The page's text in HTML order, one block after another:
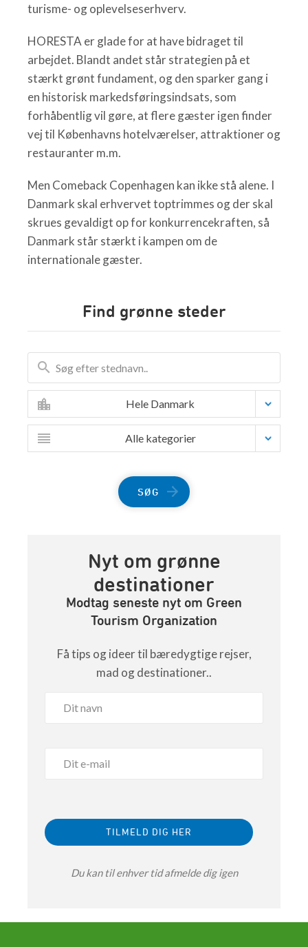
turisme- og oplevelseserhverv.
HORESTA er glade for at have bidraget til
arbejdet. Blandt andet står strategien på et
stærkt grønt fundament, og den sparker gang i
en historisk markedsføringsindsats, som
forhåbentlig vil gøre, at flere gæster igen finder
vej til Københavns hotelværelser, attraktioner og
restauranter m.m.
Men Comeback Copenhagen kan ikke stå alene. I
Danmark skal erhvervet toptrimmes og der skal
skrues gevaldigt op for konkurrencekraften, så
Danmark står stærkt i kampen om de
internationale gæster.
Find grønne steder
Hele Danmark
Alle kategorier
SØG
Nyt om grønne
destinationer
Modtag seneste nyt om Green
Tourism Organization
Få tips og ideer til bæredygtige rejser,
mad og destinationer..
Du kan til enhver tid afmelde dig igen